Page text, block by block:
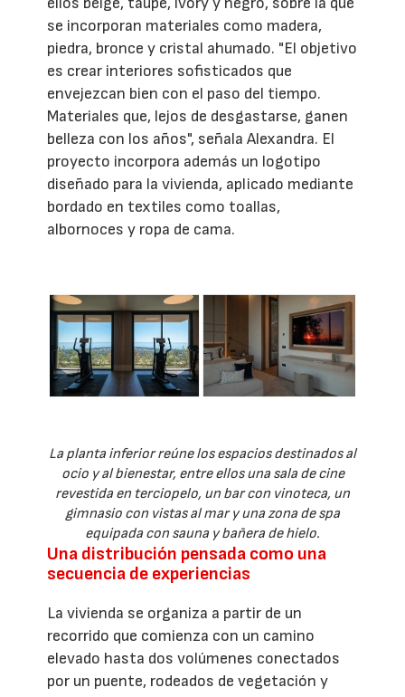
se incorporan materiales como madera,
piedra, bronce y cristal ahumado. "El objetivo
es crear interiores sofisticados que
envejezcan bien con el paso del tiempo.
Materiales que, lejos de desgastarse, ganen
belleza con los años", señala Alexandra. El
proyecto incorpora además un logotipo
diseñado para la vivienda, aplicado mediante
bordado en textiles como toallas,
albornoces y ropa de cama.
La planta inferior reúne los espacios destinados al
ocio y al bienestar, entre ellos una sala de cine
revestida en terciopelo, un bar con vinoteca, un
gimnasio con vistas al mar y una zona de spa
equipada con sauna y bañera de hielo.
Una distribución pensada como una
secuencia de experiencias
La vivienda se organiza a partir de un
recorrido que comienza con un camino
elevado hasta dos volúmenes conectados
por un puente, rodeados de vegetación y